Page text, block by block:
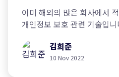
이미 해외의 많은 회사에서
개인정보 보호 관련 기술입
알아보도록 하겠습니다.
김희준
10 Nov 2022